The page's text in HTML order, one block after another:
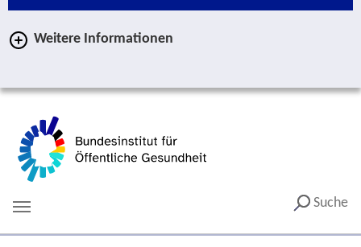
Weitere Informationen
Suche